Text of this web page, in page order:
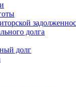
долга
долг